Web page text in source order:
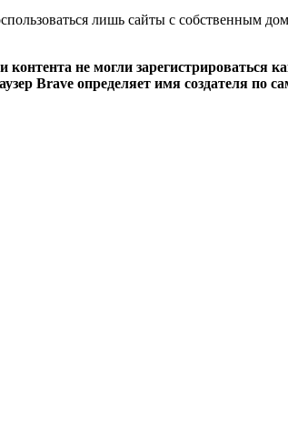
лишь сайты с собственным
контента не могли
Brave определяет имя создателя по